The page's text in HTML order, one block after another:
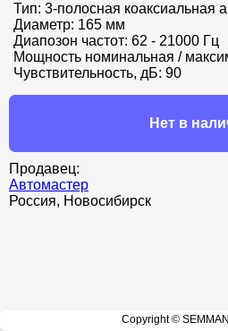
Тип: 3-полосная коаксиальная
Диаметр: 165 мм
Диапозон частот: 62 - 21000 Гц
Мощность номинальная /
Чувствительность, дБ: 90
Нет в
Продавец:
Автомастер
Россия, Новосибирск
Copyright ©